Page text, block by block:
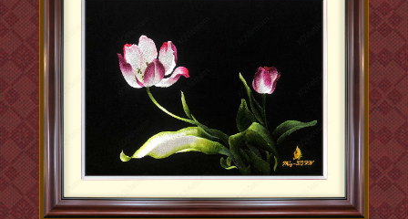
Mã sản phẩm:
XQ.3906
Kích thước:
35 x 45 cm
Giá: